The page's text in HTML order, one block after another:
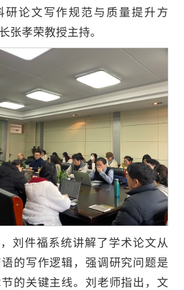
研论文写作规范与质量提升方
张孝荣教授主持。
刘件福系统讲解了学术论文从
的写作逻辑，强调研究问题是
的关键主线。刘老师指出，文